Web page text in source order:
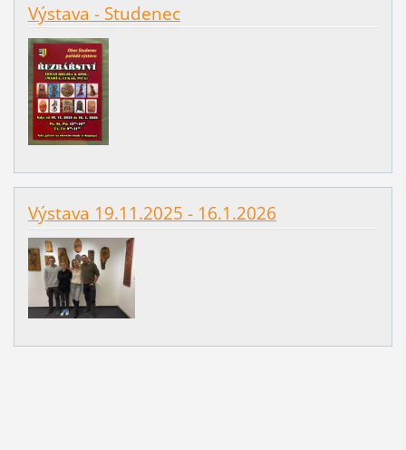
Výstava - Studenec
Výstava 19.11.2025 - 16.1.2026